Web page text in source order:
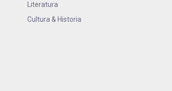
Literatura
Cultura & Historia